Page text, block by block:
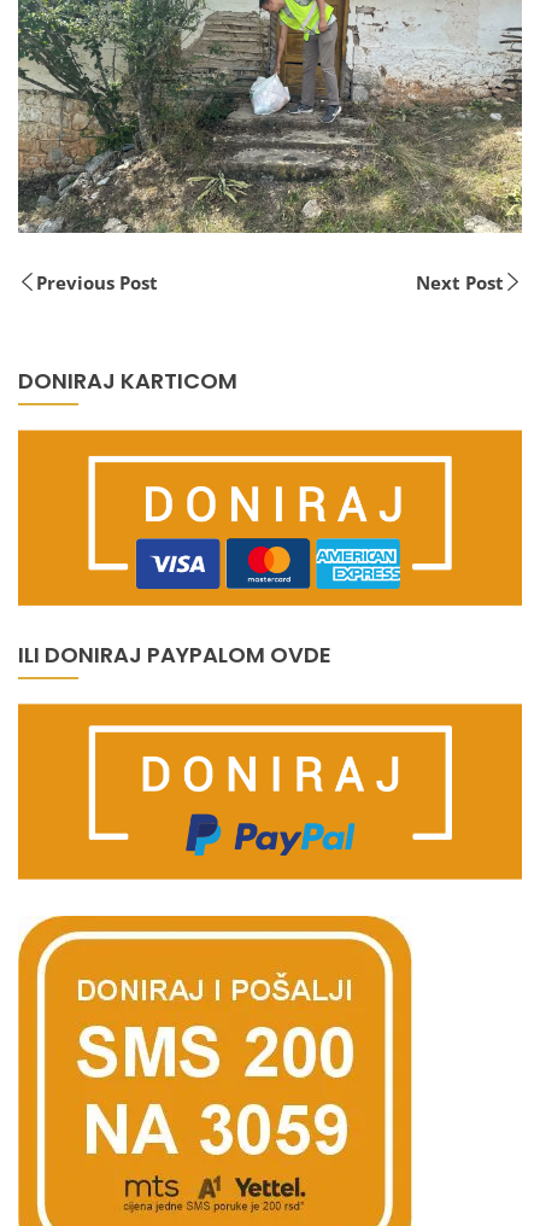
Previous Post Next Post
DONIRAJ KARTICOM
ILI DONIRAJ PAYPALOM OVDE